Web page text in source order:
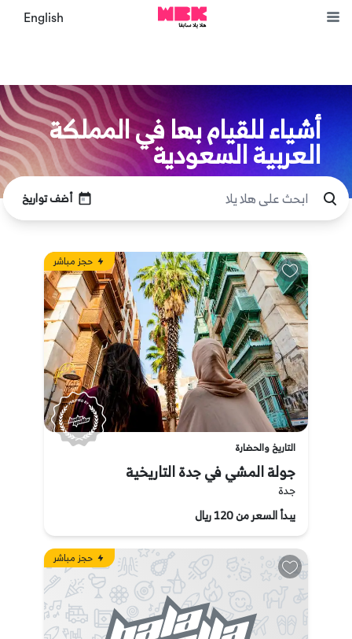
English
أشياء للقيام بها في المملكة
العربية السعودية
أضف تواريخ
حجز مباشر
التاريخ والحضارة
جولة المشي في جدة التاريخية
جدة
يبدأ السعر من 120 ريال
حجز مباشر